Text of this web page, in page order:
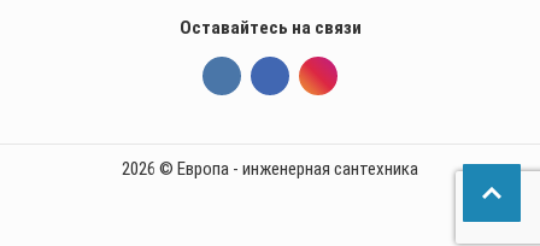
Оставайтесь на связи
2026 © Европа - инженерная сантехника